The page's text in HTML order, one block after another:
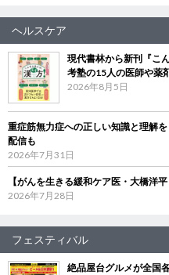
ヘルスケア
現代書林から新刊『こ
考塾の15人の医師や薬
2026年8月5日
重症筋無力症への正しい知識と理解
配信も
2026年7月31日
【がんを生きる緩和ケア医・大橋洋
2026年7月28日
フェスティバル
絶品屋台グルメが全国